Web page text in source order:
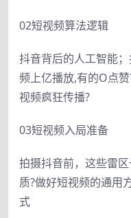
02短视频算法逻辑
抖音背后的人工智能
频上亿播放,有的O点
视频疯狂传播?
03短视频入局准备
拍摄抖音前，这些雷
质?做好短视频的通用
式